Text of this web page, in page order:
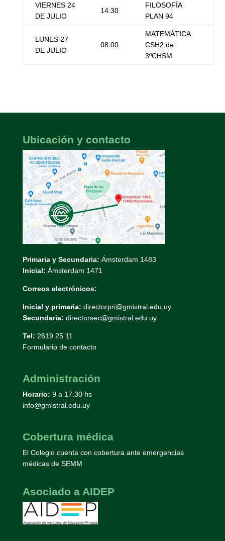
VIERNES 24
DE JULIO
14.30
FILOSOFÍA
PLAN 94
LUNES 27
DE JULIO
08:00
MATEMÁTICA
CSH2 de
3ºCHSM
Ubicación y contacto
Primaria y Secundaria: Ámsterdam 1483
Inicial: Ámsterdam 1471
Correos electrónicos:
Inicial y primaria: directorpri@gmistral.edu.uy
Secundaria: directorsec@gmistral.edu.uy
Tel: 2619 25 11
Formulario de contacto
Administración
Horario: 9 a 17.30 hs
info@gmistral.edu.uy
Cobertura médica
El Colegio cuenta con cobertura ante emergencias
médicas de SEMM
Asociado a AIDEP